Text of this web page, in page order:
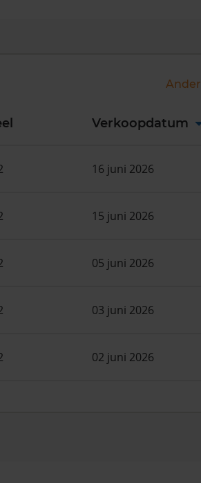
Verkoopdatum
16 juni 2026
15 juni 2026
05 juni 2026
03 juni 2026
02 juni 2026